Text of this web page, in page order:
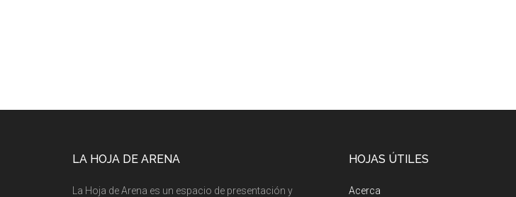
LA HOJA DE ARENA
La Hoja de Arena es un espacio de presentación y
HOJAS ÚTILES
Acerca